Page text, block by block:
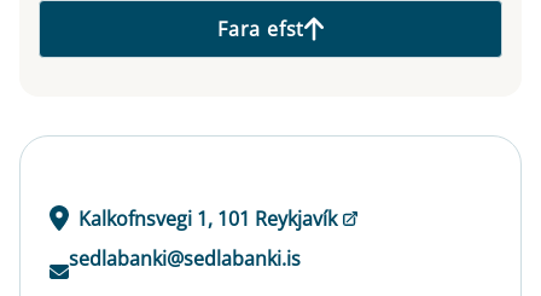
Fara efst
Kalkofnsvegi 1, 101 Reykjavík
sedlabanki@sedlabanki.is